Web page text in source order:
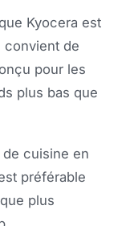
Kyocera est
convient de
pour les
plus bas que
cuisine en
préférable
plus